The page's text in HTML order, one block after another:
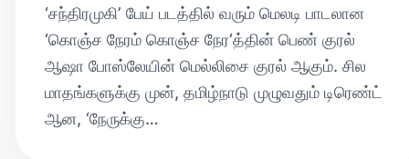
‘சந்திரமுகி’ பேய் படத்தில் வரும் மெலடி பாடலான
‘கொஞ்ச நேரம் கொஞ்ச நேர‘த்தின் பெண் குரல்
ஆஷா போஸ்லேயின் மெல்லிசை குரல் ஆகும். சில
மாதங்களுக்கு முன், தமிழ்நாடு முழுவதும் டிரெண்ட்
ஆன, ‘நேருக்கு…